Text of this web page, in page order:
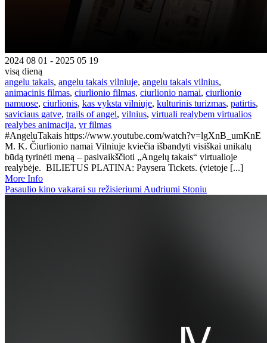
2024 08 01 - 2025 05 19
visą dieną
angelu takais, angelu takais vilniuje, angelu takais vilnius,
animacinis filmas, ciurlionio filmas, ciurlionio namai, ciurlionio
namuose, ciurlionis, kas vyksta vilniuje, kulturinis turizmas, patirtis,
saviciaus gatve, trails of angel, vilnius, virtuali realybem virtualios
realybes animacija, vr filmas
#AngeluTakais https://www.youtube.com/watch?v=lgXnB_umKnE
M. K. Čiurlionio namai Vilniuje kviečia išbandyti visiškai unikalų
būdą tyrinėti meną – pasivaikščioti „Angelų takais“ virtualioje
realybėje. BILIETUS PLATINA: Paysera Tickets. (vietoje [...]
More Info
Pasaulio kino vakarai su režisieriumi Audriumi Stoniu